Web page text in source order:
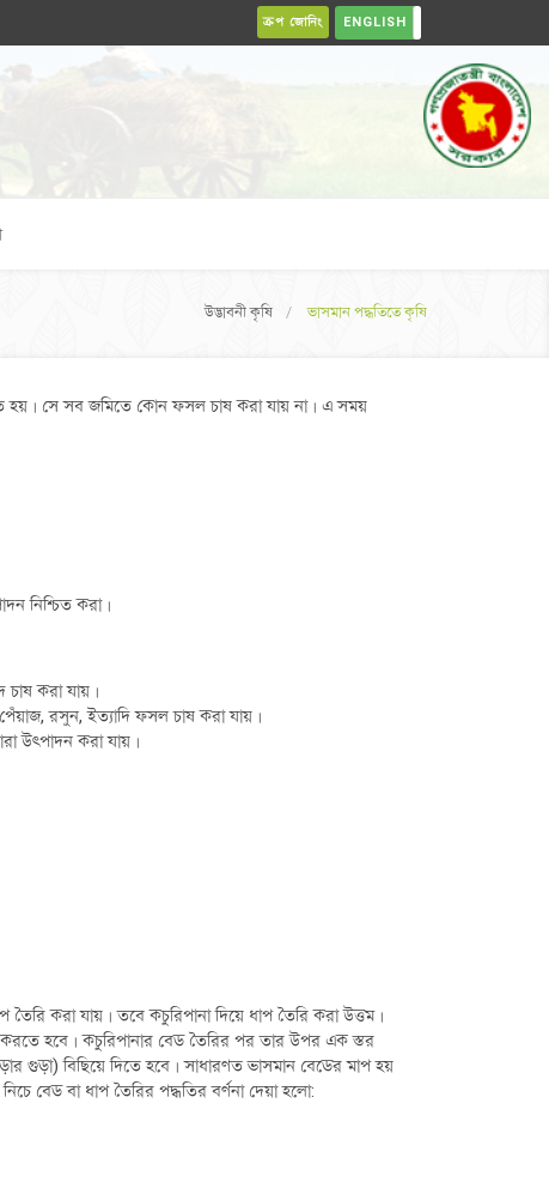
ENGLISH
ক্রপ জোনিং
উদ্ভাবনী কৃষি ভাসমান পদ্ধতিতে কৃষি
হয়। সে সব জমিতে কোন ফসল চাষ করা যায় না। এ সময়
নিশ্চিত করা।
চাষ করা যায়।
রসুন, ইত্যাদি ফসল চাষ করা যায়।
উৎপাদন করা যায়।
তৈরি করা যায়। তবে কচুরিপানা দিয়ে ধাপ তৈরি করা উত্তম।
হবে। কচুরিপানার বেড তৈরির পর তার উপর এক স্তর
গুড়া) বিছিয়ে দিতে হবে। সাধারণত ভাসমান বেডের মাপ হয়
বেড বা ধাপ তৈরির পদ্ধতির বর্ণনা দেয়া হলো: